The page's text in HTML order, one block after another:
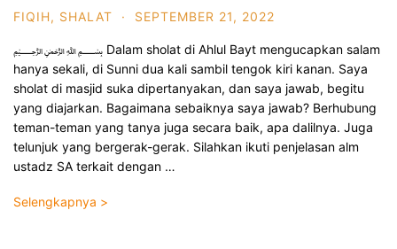
FIQIH, SHALAT · SEPTEMBER 21, 2022
﷽ Dalam sholat di Ahlul Bayt mengucapkan salam
hanya sekali, di Sunni dua kali sambil tengok kiri kanan. Saya
sholat di masjid suka dipertanyakan, dan saya jawab, begitu
yang diajarkan. Bagaimana sebaiknya saya jawab? Berhubung
teman-teman yang tanya juga secara baik, apa dalilnya. Juga
telunjuk yang bergerak-gerak. Silahkan ikuti penjelasan alm
ustadz SA terkait dengan …
Selengkapnya >